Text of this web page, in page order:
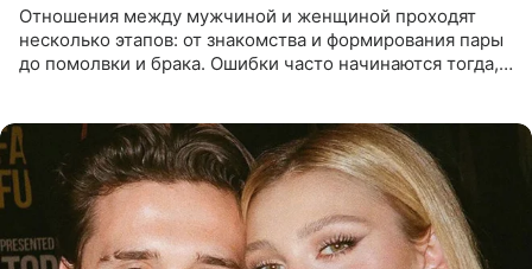
Отношения между мужчиной и женщиной проходят
несколько этапов: от знакомства и формирования пары
до помолвки и брака. Ошибки часто начинаются тогда,